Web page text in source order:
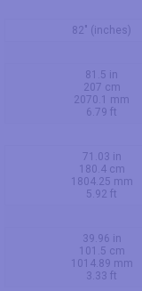
82" (inches)
81.5 in
207 cm
2070.1 mm
6.79 ft
71.03 in
180.4 cm
1804.25 mm
5.92 ft
39.96 in
101.5 cm
1014.89 mm
3.33 ft